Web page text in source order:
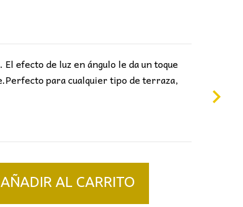
efecto de luz en ángulo le da un toque
para cualquier tipo de terraza,
AÑADIR AL CARRITO